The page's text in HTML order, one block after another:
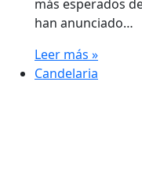
más esperados
han anunciado…
Leer más »
Candelaria